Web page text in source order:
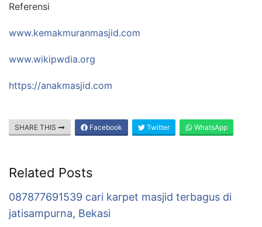
Referensi
www.kemakmuranmasjid.com
www.wikipwdia.org
https://anakmasjid.com
SHARE THIS Facebook Twitter WhatsApp
Related Posts
087877691539 cari karpet masjid terbagus di
jatisampurna, Bekasi